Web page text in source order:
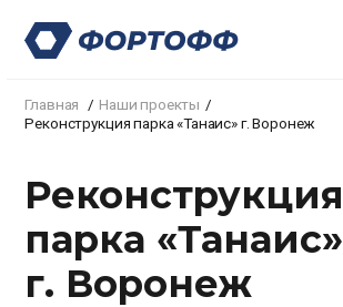
Главная
Наши проекты
Реконструкция парка «Танаис» г. Воронеж
Реконструкция
парка «Танаис»
г. Воронеж